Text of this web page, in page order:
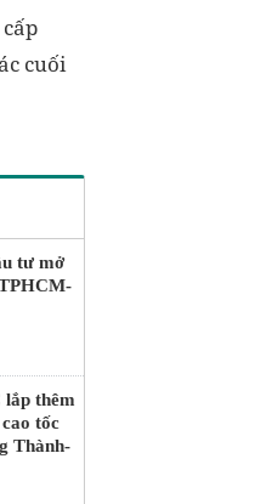
cuối
tư mở
lắp thêm
tốc
Thành-